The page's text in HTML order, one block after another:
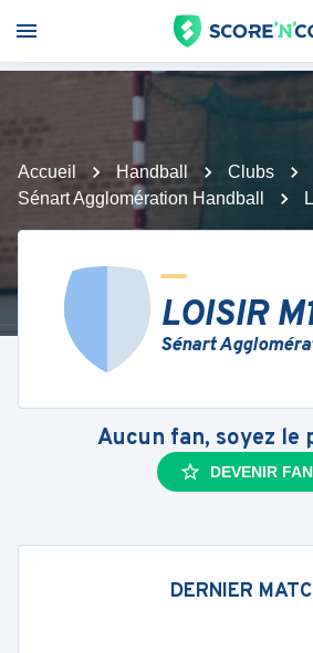
Accueil Handball Clubs
Sénart Agglomération Handball
LOISIR
Sénart
Aucun fan, soyez le
DEVENIR FAN
DERNIER